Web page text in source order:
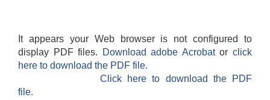
It appears your Web browser is not configured to
display PDF files.
Download adobe Acrobatorclick
here to download the PDF file.
Click here to download the PDF
file.